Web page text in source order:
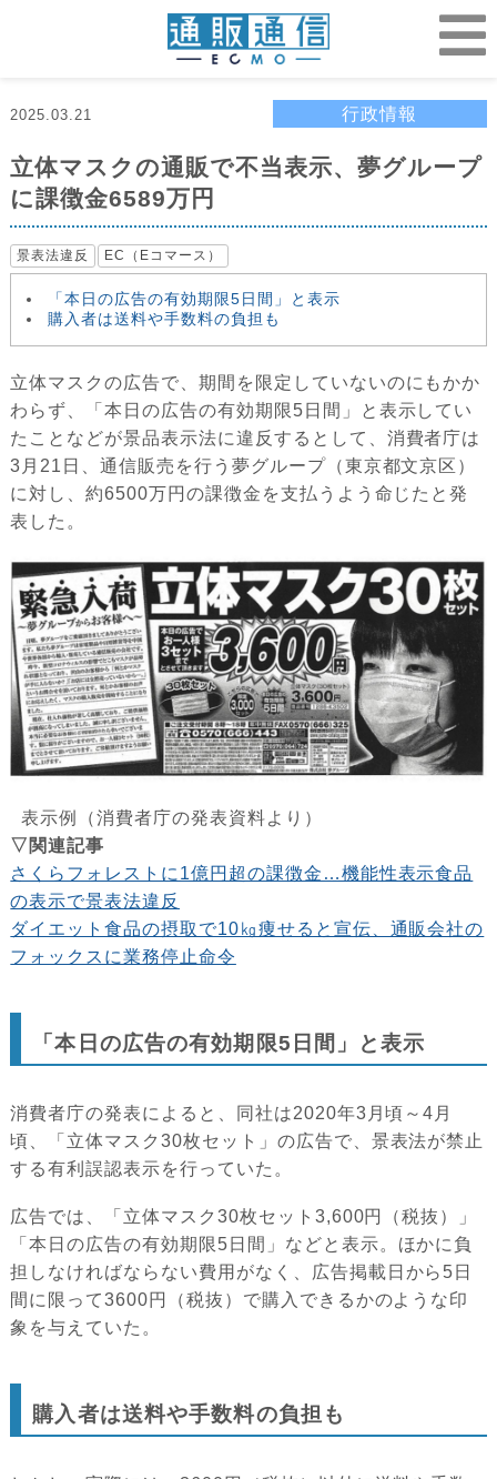
2025.03.21 行政情報
立体マスクの通販で不当表示、夢グループ
に課徴金6589万円
景表法違反 EC（Eコマース）
「本日の広告の有効期限5日間」と表示
購入者は送料や手数料の負担も
立体マスクの広告で、期間を限定していないのにもかか
わらず、「本日の広告の有効期限5日間」と表示してい
たことなどが景品表示法に違反するとして、消費者庁は
3月21日、通信販売を行う夢グループ（東京都文京区）
に対し、約6500万円の課徴金を支払うよう命じたと発
表した。
表示例（消費者庁の発表資料より）
▽関連記事
さくらフォレストに1億円超の課徴金…機能性表示食品
の表示で景表法違反
ダイエット食品の摂取で10㎏痩せると宣伝、通販会社の
フォックスに業務停止命令
「本日の広告の有効期限5日間」と表示
消費者庁の発表によると、同社は2020年3月頃～4月
頃、「立体マスク30枚セット」の広告で、景表法が禁止
する有利誤認表示を行っていた。
広告では、「立体マスク30枚セット3,600円（税抜）」
「本日の広告の有効期限5日間」などと表示。ほかに負
担しなければならない費用がなく、広告掲載日から5日
間に限って3600円（税抜）で購入できるかのような印
象を与えていた。
購入者は送料や手数料の負担も